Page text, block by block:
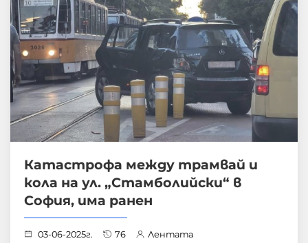
Катастрофа между трамвай и
кола на ул. „Стамболийски“ в
София, има ранен
03-06-2025г. 76 Лентата